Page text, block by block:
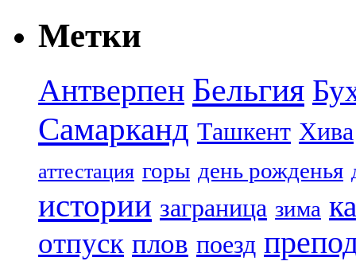
Метки
Антверпен Бельгия
Самарканд Ташкент Хива
аттестация горы день рожденья
истории заграница зима
отпуск плов поезд